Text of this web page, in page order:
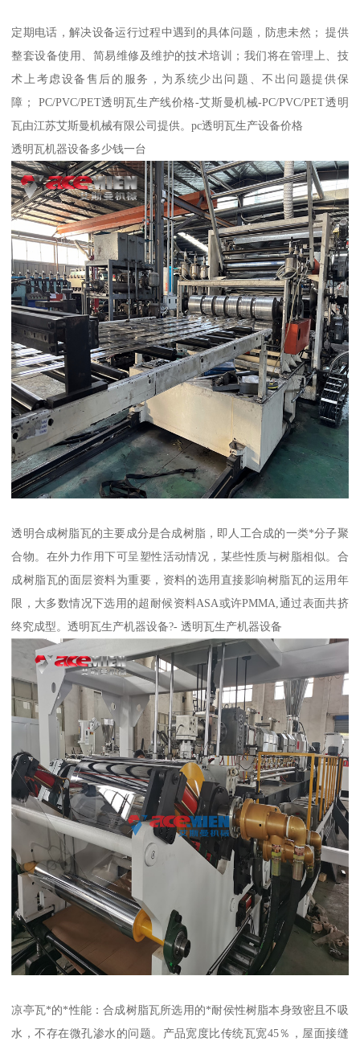
定期电话，解决设备运行过程中遇到的具体问题，防患未然； 提供
整套设备使用、简易维修及维护的技术培训；我们将在管理上、技
术上考虑设备售后的服务，为系统少出问题、不出问题提供保
障； PC/PVC/PET透明瓦生产线价格-艾斯曼机械-PC/PVC/PET透明
瓦由江苏艾斯曼机械有限公司提供。pc透明瓦生产设备价格
透明瓦机器设备多少钱一台
透明合成树脂瓦的主要成分是合成树脂，即人工合成的一类*分子聚
合物。在外力作用下可呈塑性活动情况，某些性质与树脂相似。合
成树脂瓦的面层资料为重要，资料的选用直接影响树脂瓦的运用年
限，大多数情况下选用的超耐候资料ASA或许PMMA,通过表面共挤
终究成型。透明瓦生产机器设备?- 透明瓦生产机器设备
凉亭瓦*的*性能：合成树脂瓦所选用的*耐侯性树脂本身致密且不吸
水，不存在微孔渗水的问题。产品宽度比传统瓦宽45％，屋面接缝